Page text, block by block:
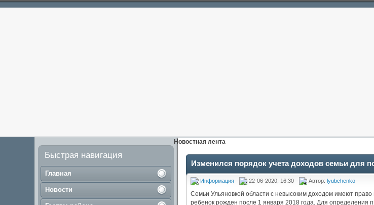
Быстрая навигация
Главная
Новости
Новостная лента
Изменился порядок учета доходов семьи для
Информация 22-06-2020, 16:30 Автор: lyubchenko
Семьи Ульяновкой области с невысоким доходом имеют
ребенок рожден после 1 января 2018 года. Для определения